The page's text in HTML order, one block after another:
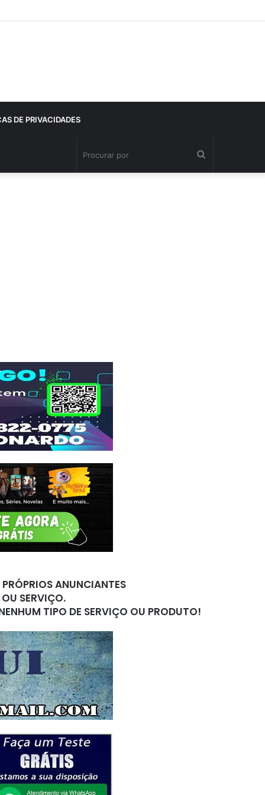
DE PRIVACIDADES
ANUNCIANTES
SERVIÇO.
TIPO DE SERVIÇO OU PRODUTO!